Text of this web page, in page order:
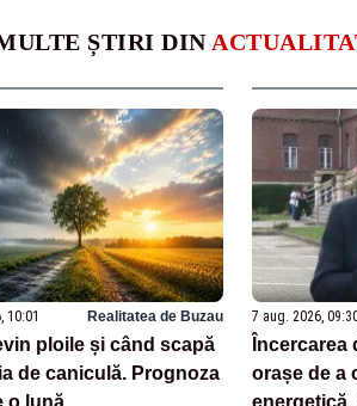
ȘTIRI DIN
10:01 Realitatea de Buzau
ploile și când scapă
de caniculă. Prognoza
7 aug. 2026,
Încercarea
orașe de a